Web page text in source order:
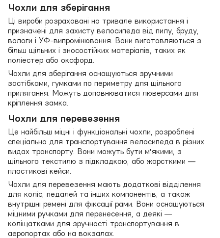
Чохли для зберігання
Ці вироби розраховані на тривале використання і
призначені для захисту велосипеда від пилу, бруду,
вологи і УФ-випромінювання. Вони виготовляються з
більш щільних і зносостійких матеріалів, таких як
поліестер або оксфорд.
Чохли для зберігання оснащуються зручними
застібками, гумками по периметру для щільного
прилягання. Можуть доповнюватися люверсами для
кріплення замка.
Чохли для перевезення
Це найбільш міцні і функціональні чохли, розроблені
спеціально для транспортування велосипеда в різних
видах транспорту. Вони можуть бути м'якими, з
щільного текстилю з підкладкою, або жорсткими —
пластикові кейси.
Чохли для перевезення мають додаткові відділення
для коліс, педалей та інших компонентів, а також
внутрішні ремені для фіксації рами. Вони оснащуються
міцними ручками для перенесення, а деякі —
коліщатками для зручності транспортування в
аеропортах або на вокзалах.